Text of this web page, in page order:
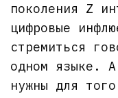
поколения Z
цифровые
стремиться
одном языке. А
нужны для